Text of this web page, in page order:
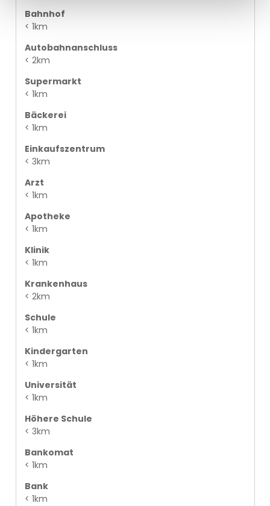
Bahnhof
< 1km
Autobahnanschluss
< 2km
Supermarkt
< 1km
Bäckerei
< 1km
Einkaufszentrum
< 3km
Arzt
< 1km
Apotheke
< 1km
Klinik
< 1km
Krankenhaus
< 2km
Schule
< 1km
Kindergarten
< 1km
Universität
< 1km
Höhere Schule
< 3km
Bankomat
< 1km
Bank
< 1km